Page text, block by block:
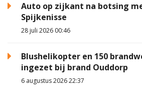
Auto op zijkant na botsing
Spijkenisse
28 juli 2026 00:46
Blushelikopter en 150
ingezet bij brand Ouddorp
6 augustus 2026 22:37